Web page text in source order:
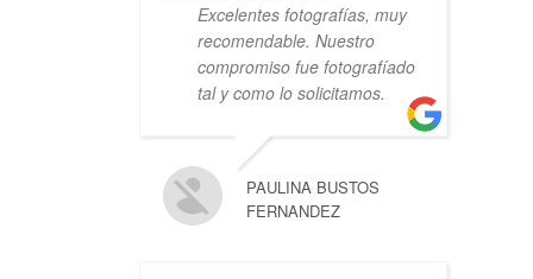
Excelentes fotografías, muy
recomendable. Nuestro
compromiso fue fotografíado
tal y como lo solicitamos.
PAULINA BUSTOS
FERNANDEZ